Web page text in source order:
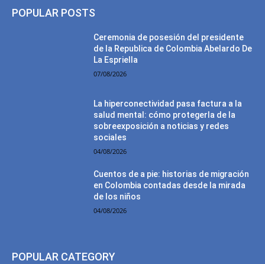
POPULAR POSTS
Ceremonia de posesión del presidente
de la Republica de Colombia Abelardo De
La Espriella
07/08/2026
La hiperconectividad pasa factura a la
salud mental: cómo protegerla de la
sobreexposición a noticias y redes
sociales
04/08/2026
Cuentos de a pie: historias de migración
en Colombia contadas desde la mirada
de los niños
04/08/2026
POPULAR CATEGORY